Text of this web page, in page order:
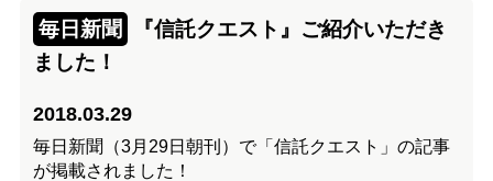
毎日新聞
『信託クエスト』ご紹介いただき
ました！
2018.03.29
毎日新聞（3月29日朝刊）で「信託クエスト」の記事
が掲載されました！